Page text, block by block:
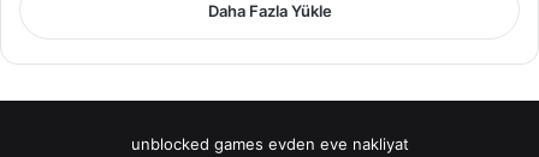
Daha Fazla Yükle
unblocked games evden eve nakliyat